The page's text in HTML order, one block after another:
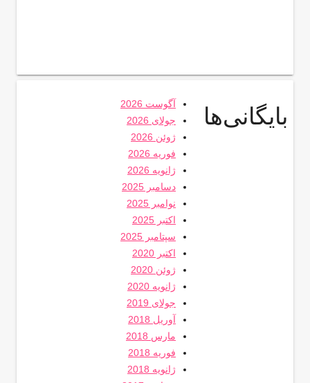
بایگانی‌ها
آگوست 2026
جولای 2026
ژوئن 2026
فوریه 2026
ژانویه 2026
دسامبر 2025
نوامبر 2025
اکتبر 2025
سپتامبر 2025
اکتبر 2020
ژوئن 2020
ژانویه 2020
جولای 2019
آوریل 2018
مارس 2018
فوریه 2018
ژانویه 2018